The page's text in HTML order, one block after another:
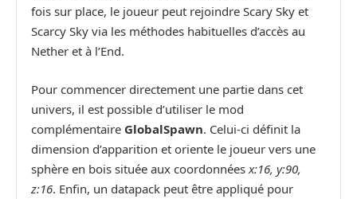
fois sur place, le joueur peut rejoindre Scary Sky et
Scarcy Sky via les méthodes habituelles d’accès au
Nether et à l’End.
Pour commencer directement une partie dans cet
univers, il est possible d’utiliser le mod
complémentaire GlobalSpawn. Celui-ci définit la
dimension d’apparition et oriente le joueur vers une
sphère en bois située aux coordonnées x:16, y:90,
z:16. Enfin, un datapack peut être appliqué pour